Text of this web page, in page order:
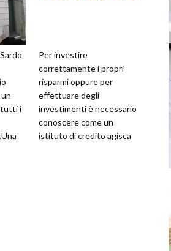
tutti i
Per investire
correttamente i propri
risparmi oppure per
effettuare degli
investimenti è necessario
conoscere come un
istituto di credito agisca